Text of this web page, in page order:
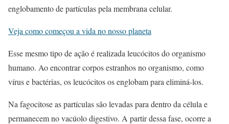
englobamento de partículas pela membrana celular.
Veja como começou a vida no nosso planeta
Esse mesmo tipo de ação é realizada leucócitos do organismo
humano. Ao encontrar corpos estranhos no organismo, como
vírus e bactérias, os leucócitos os englobam para eliminá-los.
Na fagocitose as partículas são levadas para dentro da célula e
permanecem no vacúolo digestivo. A partir dessa fase, ocorre a